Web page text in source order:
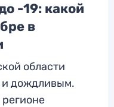
-19: какой
в
области
и дождливым.